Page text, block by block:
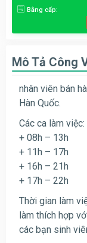
Bằng cấp:
Mô Tả Công
nhân viên bán
Hàn Quốc.
Các ca làm việc:
+ 08h – 13h
+ 11h – 17h
+ 16h – 21h
+ 17h – 22h
Thời gian làm
làm thích hợp
các bạn sinh